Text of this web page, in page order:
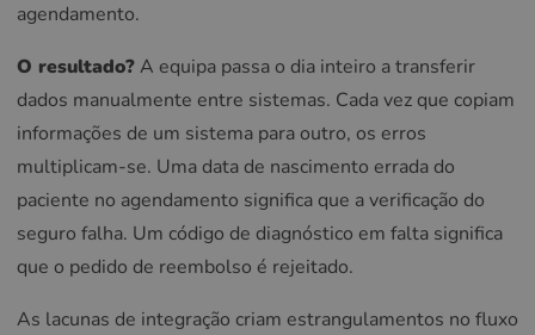
agendamento.
O resultado?A equipa passa o dia inteiro a transferir
dados manualmente entre sistemas. Cada vez que copiam
informações de um sistema para outro, os erros
multiplicam-se. Uma data de nascimento errada do
paciente no agendamento significa que a verificação do
seguro falha. Um código de diagnóstico em falta significa
que o pedido de reembolso é rejeitado.
As lacunas de integração criam estrangulamentos no fluxo